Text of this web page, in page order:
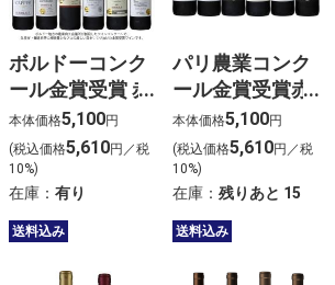
ボルドーコンク
ール金賞受賞 赤
ワイン６本セッ
ト
本体価格5,100円
(税込価格5,610円／税
10%)
在庫： 有り
送料込み
パリ農業コンク
ール金賞受賞赤
ワイン６本セッ
ト
本体価格5,100円
(税込価格5,610円／税
10%)
在庫：残りあと 15
送料込み